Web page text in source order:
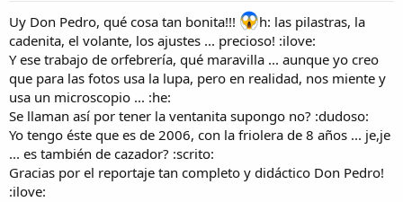
Uy Don Pedro, qué cosa tan bonita!!!
h: las pilastras, la
cadenita, el volante, los ajustes ... precioso! :ilove:
Y ese trabajo de orfebrería, qué maravilla ... aunque yo creo
que para las fotos usa la lupa, pero en realidad, nos miente y
usa un microscopio ... :he:
Se llaman así por tener la ventanita supongo no? :dudoso:
Yo tengo éste que es de 2006, con la friolera de 8 años ... je,je
... es también de cazador? :scrito:
Gracias por el reportaje tan completo y didáctico Don Pedro!
:ilove: